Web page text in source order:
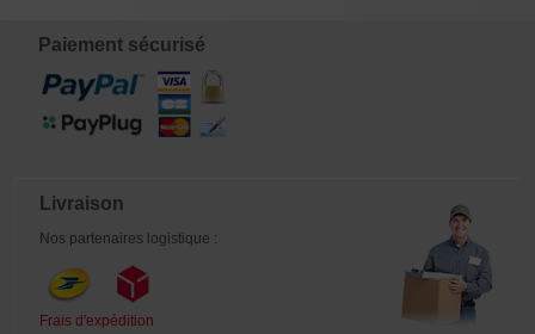
Paiement sécurisé
Livraison
Nos partenaires logistique :
Frais d'expédition